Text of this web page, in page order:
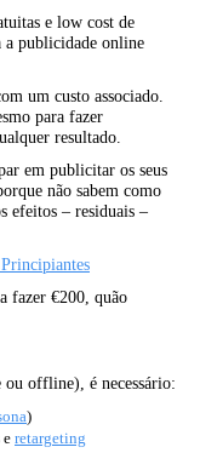
e low cost de
a publicidade online
um custo associado.
para fazer
resultado.
em publicitar os seus
não sabem como
efeitos – residuais –
fazer €200, quão
offline), é necessário:
)
e retargeting